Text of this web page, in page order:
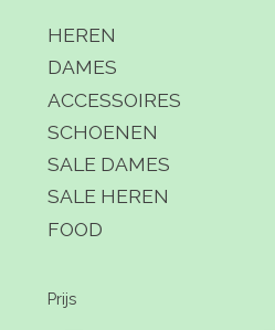
HEREN
DAMES
ACCESSOIRES
SCHOENEN
SALE DAMES
SALE HEREN
FOOD
Prijs